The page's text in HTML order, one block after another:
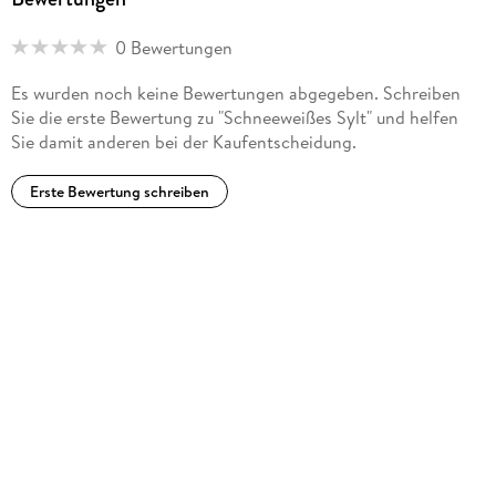
0 Bewertungen
Es wurden noch keine Bewertungen abgegeben. Schreiben
Sie die erste Bewertung zu "Schneeweißes Sylt" und helfen
Sie damit anderen bei der Kaufentscheidung.
Erste Bewertung schreiben